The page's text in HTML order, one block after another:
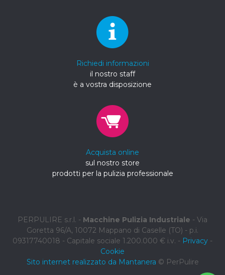
Richiedi informazioni
il nostro staff
è a vostra disposizione
Acquista online
sul nostro store
prodotti per la pulizia professionale
PERPULIRE s.r.l. - Macchine Pulizia Industriale - Via
Goretta 96/A, 10072 Mappano di Caselle (TO) - p.i.
09317740018 - Capitale sociale 1.200.000 € i.v. - Privacy -
Cookie
Sito internet realizzato da Mantanera © PerPulire